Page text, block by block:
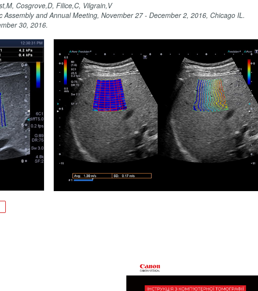
Cosgrove,D, Filice,C, Vilgrain,V
and Annual Meeting, November 27 - December 2, 2016, Chicago IL.
30, 2016.